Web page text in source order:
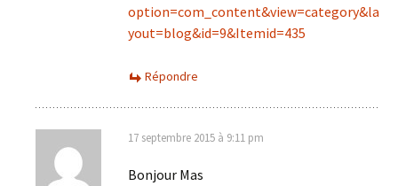
option=com_content&view=category&la
yout=blog&id=9&Itemid=435
Répondre
17 septembre 2015 à 9:11 pm
Bonjour Mas